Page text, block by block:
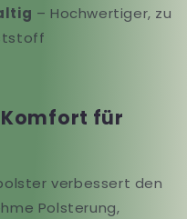
– Hochwertiger, zu
Komfort für
verbessert den
Polsterung,